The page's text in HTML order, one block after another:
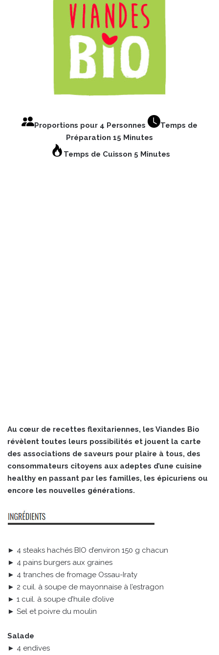
Proportions pour 4 Personnes
Temps de
Préparation 15 Minutes
Temps de Cuisson 5 Minutes
Au cœur de recettes flexitariennes, les Viandes Bio
révèlent toutes leurs possibilités et jouent la carte
des associations de saveurs pour plaire à tous, des
consommateurs citoyens aux adeptes d’une cuisine
healthy en passant par les familles, les épicuriens ou
encore les nouvelles générations.
► 4 steaks hachés BIO d’environ 150 g chacun
► 4 pains burgers aux graines
► 4 tranches de fromage Ossau-Iraty
► 2 cuil. à soupe de mayonnaise à l’estragon
► 1 cuil. à soupe d’huile d’olive
► Sel et poivre du moulin
Salade
► 4 endives